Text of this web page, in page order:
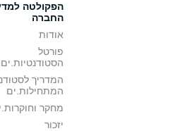
הפקולטה
החברה
אודות
פורטל
הסטודנטיות.ים
המדריך
המתחילות.ים
מחקר
יזכור